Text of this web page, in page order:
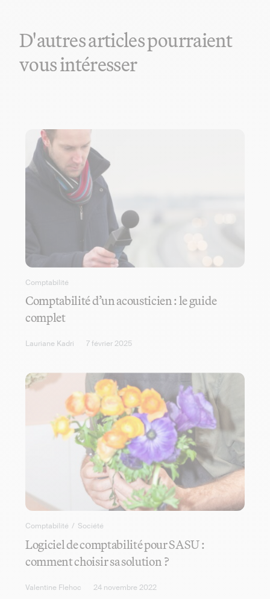
D'autres articles pourraient
vous intéresser
Comptabilité
Comptabilité d’un acousticien : le guide
complet
Lauriane Kadri 7 février 2025
Comptabilité / Société
Logiciel de comptabilité pour SASU :
comment choisir sa solution ?
Valentine Flehoc 24 novembre 2022